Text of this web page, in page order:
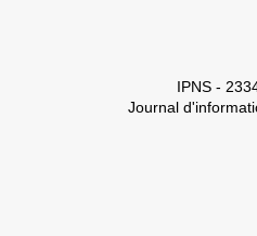
IPNS -
Journal